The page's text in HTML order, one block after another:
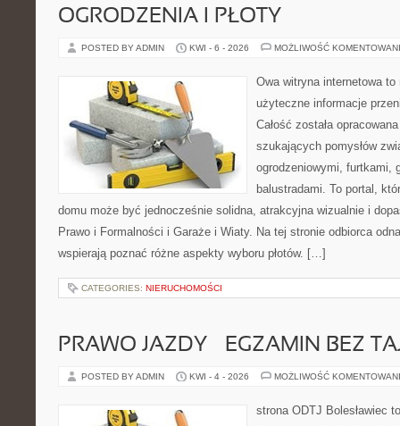
OGRODZENIA I PŁOTY
POSTED BY ADMIN KWI - 6 - 2026 MOŻLIWOŚĆ
Owa witryna internetowa
użyteczne informacje
Całość została
szukających pomysłów
ogrodzeniowymi, furtkami,
balustradami. To portal,
domu może być jednocześnie solidna, atrakcyjna wizualnie i
Prawo i Formalności i Garaże i Wiaty. Na tej stronie odbiorca
wspierają poznać różne aspekty wyboru płotów. […]
CATEGORIES: NIERUCHOMOŚCI
PRAWO JAZDY – EGZAMIN BEZ
POSTED BY ADMIN KWI - 4 - 2026 MOŻLIWOŚĆ
strona ODTJ Bolesławiec